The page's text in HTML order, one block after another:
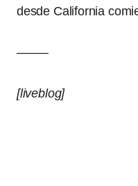
desde California
——–
[liveblog]